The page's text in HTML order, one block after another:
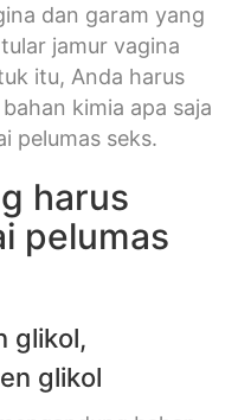
dan garam yang
jamur vagina
itu, Anda harus
kimia apa saja
pelumas seks.
harus
pelumas
glikol,
glikol